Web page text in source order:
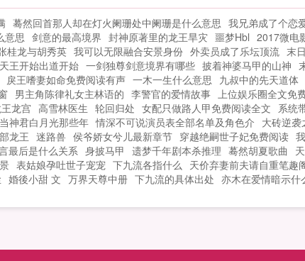
，质量保证，还请放心阅
流群8979813920331258PS
，不雷可安心享用。下周五
底五更！...
蓦然回首那人却在灯火阑珊处中阑珊是什么意思 我兄弟成了个恋
意思 剑意的最高境界 封神原著里的龙王旱灾 噩梦Hbl 2017微电
桂龙与胡秀英 我可以无限融合安景身份 外卖员成了乐坛顶流 末
王开始出道开始 一剑独尊剑意境界有哪些 披着神婆马甲的山神
戾王嗜妻如命免费阅读有声 一木一生什么意思 九叔中的先天道体
男主角陈律礼女主林语的 李警官的爱情故事 上位娱乐圈全文免
龙宫 高雪林医生 轮回归处 女配只做路人甲免费阅读全文 系统
神君白月光那些年 情深不可说演员表全部名单及角色介 大砖逆袭
龙王 迷路兽 侯爷娇女兮儿最新章节 穿越绝嗣世子妃免费阅读
最后是什么关系 身披马甲 遗梦千年剧本杀推理 蓦然胡夏歌曲
表姑娘孕吐世子宠宠 下九流各指什么 天价弃妻前夫请自重笔趣
婚後小甜 文 万界天尊中册 下九流的具体出处 亦木在爱情暗示什